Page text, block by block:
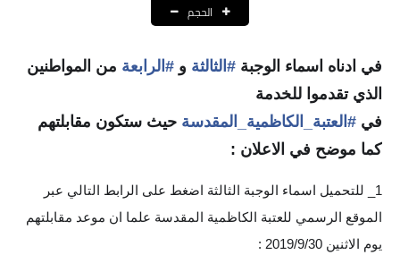
الرواتب والقروض
الرواتب
المنح المالية
اخبار العراق
الحجم
في ادناه اسماء الوجبة #الثالثة و #الرابعة من المواطنين
الذي تقدموا للخدمة
في #العتبة_الكاظمية_المقدسة حيث ستكون مقابلتهم
كما موضح في الاعلان :
1_ للتحميل اسماء الوجبة الثالثة اضغط على الرابط التالي عبر
الموقع الرسمي للعتبة الكاظمية المقدسة علما ان موعد مقابلتهم
يوم الاثنين 2019/9/30 :